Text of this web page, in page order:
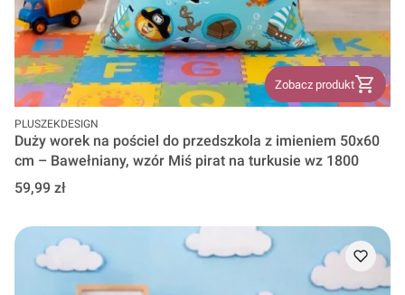
Zobacz produkt
PRODUCENT
PLUSZEKDESIGN
Duży worek na pościel do przedszkola z imieniem 50x60
cm – Bawełniany, wzór Miś pirat na turkusie wz 1800
Cena
59,99 zł